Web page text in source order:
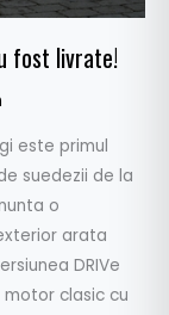
fost livrate!
este primul
suedezii de la
o
arata
DRIVe
clasic cu